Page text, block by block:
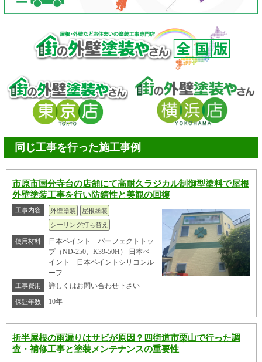
同じ工事を行った施工事例
市原市国分寺台の店舗にて高耐久ラジカル制御型塗料で屋根
外壁塗装工事を行い防錆性と美観の回復
工事内容 外壁塗装
屋根塗装
シーリング打ち替え
使用材料
日本ペイント パーフェクトトッ
プ（ND-250、K39-50H） 日本ペ
イント 日本ペイントシリコンル
ーフ
工事費用 詳しくはお問い合わせ下さい
保証年数 10年
折半屋根の雨漏りはサビが原因？四街道市栗山で行った調
査・補修工事と塗装メンテナンスの重要性